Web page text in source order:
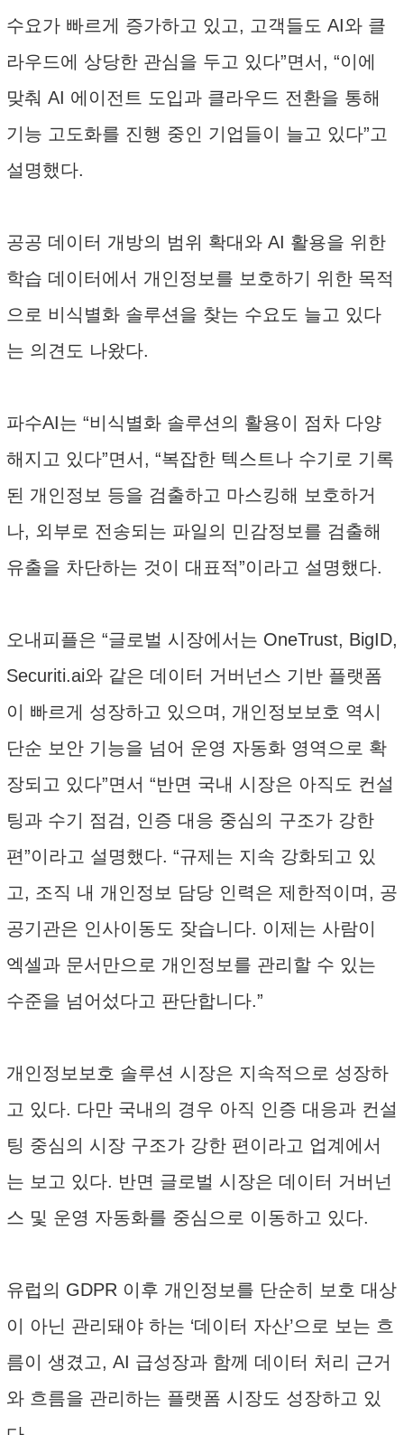
수요가 빠르게 증가하고 있고, 고객들도 AI와 클
라우드에 상당한 관심을 두고 있다”면서, “이에
맞춰 AI 에이전트 도입과 클라우드 전환을 통해
기능 고도화를 진행 중인 기업들이 늘고 있다”고
설명했다.
공공 데이터 개방의 범위 확대와 AI 활용을 위한
학습 데이터에서 개인정보를 보호하기 위한 목적
으로 비식별화 솔루션을 찾는 수요도 늘고 있다
는 의견도 나왔다.
파수AI는 “비식별화 솔루션의 활용이 점차 다양
해지고 있다”면서, “복잡한 텍스트나 수기로 기록
된 개인정보 등을 검출하고 마스킹해 보호하거
나, 외부로 전송되는 파일의 민감정보를 검출해
유출을 차단하는 것이 대표적”이라고 설명했다.
오내피플은 “글로벌 시장에서는 OneTrust, BigID,
Securiti.ai와 같은 데이터 거버넌스 기반 플랫폼
이 빠르게 성장하고 있으며, 개인정보보호 역시
단순 보안 기능을 넘어 운영 자동화 영역으로 확
장되고 있다”면서 “반면 국내 시장은 아직도 컨설
팅과 수기 점검, 인증 대응 중심의 구조가 강한
편”이라고 설명했다. “규제는 지속 강화되고 있
고, 조직 내 개인정보 담당 인력은 제한적이며, 공
공기관은 인사이동도 잦습니다. 이제는 사람이
엑셀과 문서만으로 개인정보를 관리할 수 있는
수준을 넘어섰다고 판단합니다.”
개인정보보호 솔루션 시장은 지속적으로 성장하
고 있다. 다만 국내의 경우 아직 인증 대응과 컨설
팅 중심의 시장 구조가 강한 편이라고 업계에서
는 보고 있다. 반면 글로벌 시장은 데이터 거버넌
스 및 운영 자동화를 중심으로 이동하고 있다.
유럽의 GDPR 이후 개인정보를 단순히 보호 대상
이 아닌 관리돼야 하는 ‘데이터 자산’으로 보는 흐
름이 생겼고, AI 급성장과 함께 데이터 처리 근거
와 흐름을 관리하는 플랫폼 시장도 성장하고 있